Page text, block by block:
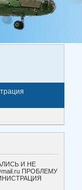
И НЕ
ПРОБЛЕМУ